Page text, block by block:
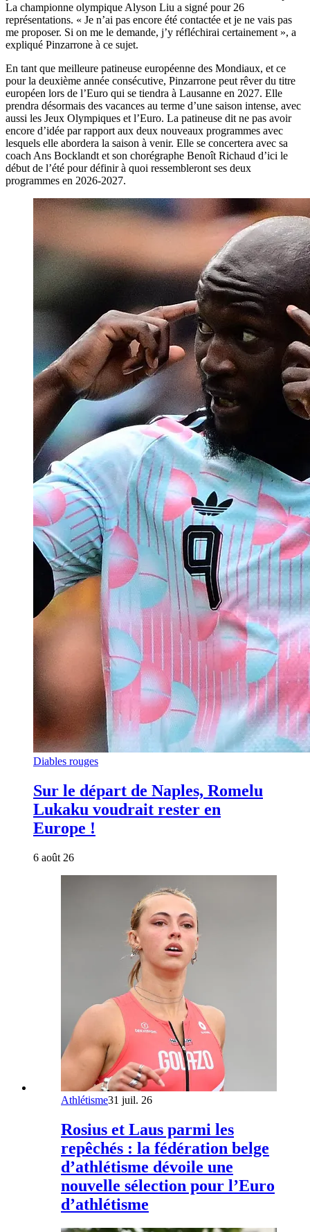
La championne olympique Alyson Liu a signé pour 26
représentations. « Je n’ai pas encore été contactée et je ne vais pas
me proposer. Si on me le demande, j’y réfléchirai certainement », a
expliqué Pinzarrone à ce sujet.
En tant que meilleure patineuse européenne des Mondiaux, et ce
pour la deuxième année consécutive, Pinzarrone peut rêver du titre
européen lors de l’Euro qui se tiendra à Lausanne en 2027. Elle
prendra désormais des vacances au terme d’une saison intense, avec
aussi les Jeux Olympiques et l’Euro. La patineuse dit ne pas avoir
encore d’idée par rapport aux deux nouveaux programmes avec
lesquels elle abordera la saison à venir. Elle se concertera avec sa
coach Ans Bocklandt et son chorégraphe Benoît Richaud d’ici le
début de l’été pour définir à quoi ressembleront ses deux
programmes en 2026-2027.
Diables rouges
Sur le départ de Naples, Romelu
Lukaku voudrait rester en
Europe !
6 août 26
Athlétisme31 juil. 26
Rosius et Laus parmi les
repêchés : la fédération belge
d’athlétisme dévoile une
nouvelle sélection pour l’Euro
d’athlétisme